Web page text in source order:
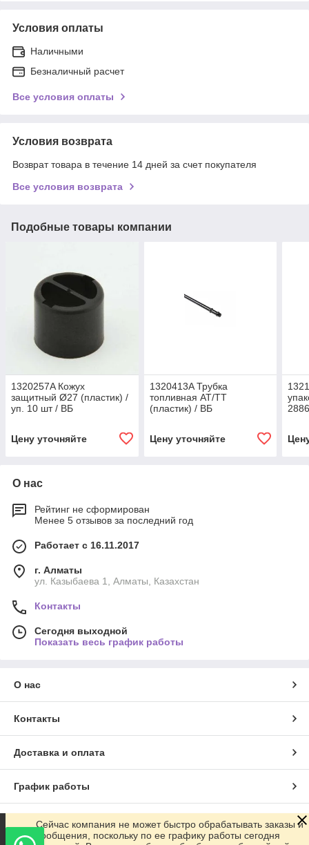
Условия оплаты
Наличными
Безналичный расчет
Все условия оплаты
Условия возврата
Возврат товара в течение 14 дней за счет покупателя
Все условия возврата
Подобные товары компании
1320257A Кожух
защитный Ø27 (пластик) /
уп. 10 шт / ВБ
Цену уточняйте
1320413A Трубка
топливная AT/TT
(пластик) / ВБ
Цену уточняйте
О нас
Рейтинг не сформирован
Менее 5 отзывов за последний год
Работает с 16.11.2017
г. Алматы
ул. Казыбаева 1, Алматы, Казахстан
Контакты
Сегодня выходной
Показать весь график работы
О нас
Контакты
Доставка и оплата
График работы
Полная версия сайта
Сейчас компания не может быстро обрабатывать заказы и
сообщения, поскольку по ее графику работы сегодня